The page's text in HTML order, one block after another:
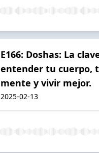
E166: Doshas: La
entender tu cuerpo,
mente y vivir mejor.
2025-02-13